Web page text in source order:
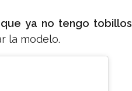
ya no tengo tobillos
la modelo.